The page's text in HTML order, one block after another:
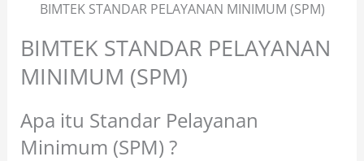
BIMTEK STANDAR PELAYANAN MINIMUM (SPM)
BIMTEK STANDAR PELAYANAN
MINIMUM (SPM)
Apa itu Standar Pelayanan
Minimum (SPM) ?